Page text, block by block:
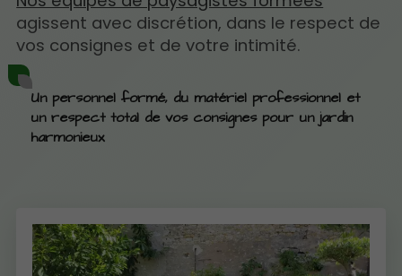
agissent avec discrétion, dans le respect de
vos consignes et de votre intimité.
Un personnel formé, du matériel professionnel et
un respect total de vos consignes pour un jardin
harmonieux